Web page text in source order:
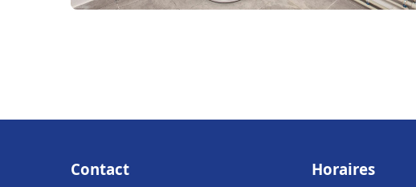
Contact Horaires